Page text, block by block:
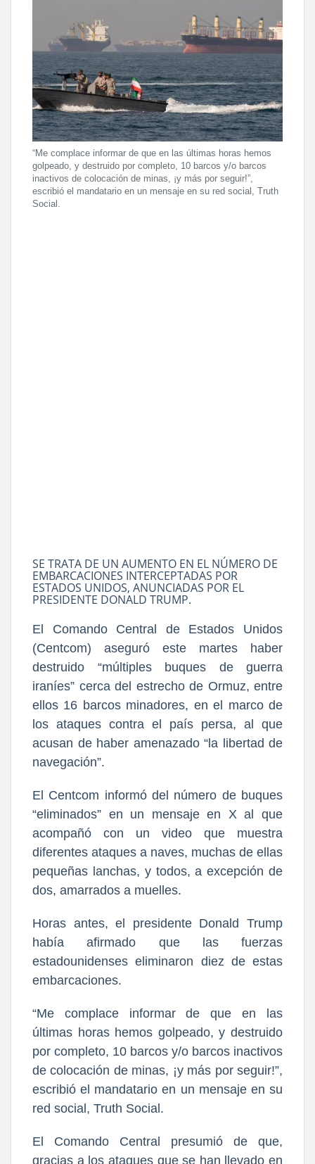
“Me complace informar de que en las últimas horas hemos
golpeado, y destruido por completo, 10 barcos y/o barcos
inactivos de colocación de minas, ¡y más por seguir!”,
escribió el mandatario en un mensaje en su red social, Truth
Social.
SE TRATA DE UN AUMENTO EN EL NÚMERO DE
EMBARCACIONES INTERCEPTADAS POR
ESTADOS UNIDOS, ANUNCIADAS POR EL
PRESIDENTE DONALD TRUMP.
El Comando Central de Estados Unidos
(Centcom) aseguró este martes haber
destruido “múltiples buques de guerra
iraníes” cerca del estrecho de Ormuz, entre
ellos 16 barcos minadores, en el marco de
los ataques contra el país persa, al que
acusan de haber amenazado “la libertad de
navegación”.
El Centcom informó del número de buques
“eliminados” en un mensaje en X al que
acompañó con un video que muestra
diferentes ataques a naves, muchas de ellas
pequeñas lanchas, y todos, a excepción de
dos, amarrados a muelles.
Horas antes, el presidente Donald Trump
había afirmado que las fuerzas
estadounidenses eliminaron diez de estas
embarcaciones.
“Me complace informar de que en las
últimas horas hemos golpeado, y destruido
por completo, 10 barcos y/o barcos inactivos
de colocación de minas, ¡y más por seguir!”,
escribió el mandatario en un mensaje en su
red social, Truth Social.
El Comando Central presumió de que,
gracias a los ataques que se han llevado en